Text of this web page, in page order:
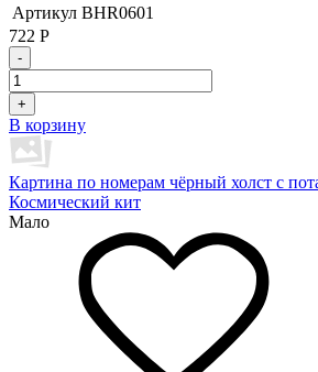
Артикул BHR0601
722 Р
-
+
В корзину
Картина по номерам чёрный холст с
Космический кит
Мало